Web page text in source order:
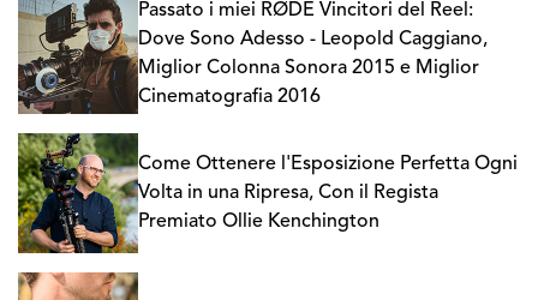
Passato i miei RØDE Vincitori del Reel:
Dove Sono Adesso - Leopold Caggiano,
Miglior Colonna Sonora 2015 e Miglior
Cinematografia 2016
Come Ottenere l'Esposizione Perfetta Ogni
Volta in una Ripresa, Con il Regista
Premiato Ollie Kenchington